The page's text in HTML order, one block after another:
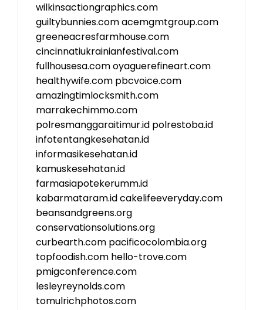
wilkinsactiongraphics.com
guiltybunnies.comacemgmtgroup.com
greeneacresfarmhouse.com
cincinnatiukrainianfestival.com
fullhousesa.comoyaguerefineart.com
healthywife.com pbcvoice.com
amazingtimlocksmith.com
marrakechimmo.com
polresmanggaraitimur.id polrestoba.id
infotentangkesehatan.id
informasikesehatan.id
kamuskesehatan.id
farmasiapotekerumm.id
kabarmataram.idcakelifeeveryday.com
beansandgreens.org
conservationsolutions.org
curbearth.com pacificocolombia.org
topfoodish.com hello-trove.com
pmigconference.com
lesleyreynolds.com
tomulrichphotos.com